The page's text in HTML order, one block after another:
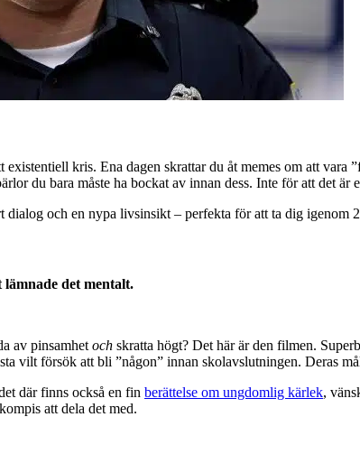
kris. Ena dagen skrattar du åt memes om att vara
du bara måste ha bockat av innan dess. Inte för att det
och en nypa livsinsikt – perfekta för att ta dig igenom
det mentalt.
av pinsamhet och skratta högt? Det här är den filmen.
vilt försök att bli ”någon” innan skolavslutningen. Deras
där finns också en fin berättelse om ungdomlig kärlek,
att dela det med.